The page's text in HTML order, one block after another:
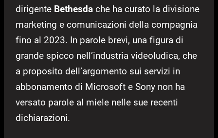
dirigente Bethesda che ha curato la divisione
marketing e comunicazioni della compagnia
fino al 2023. In parole brevi, una figura di
grande spicco nell’industria videoludica, che
a proposito dell’argomento sui servizi in
abbonamento di Microsoft e Sony non ha
versato parole al miele nelle sue recenti
dichiarazioni.